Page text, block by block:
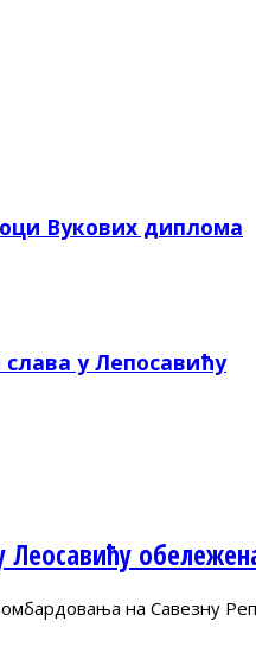
Вукових диплома
у Лепосавићу
на Савезну